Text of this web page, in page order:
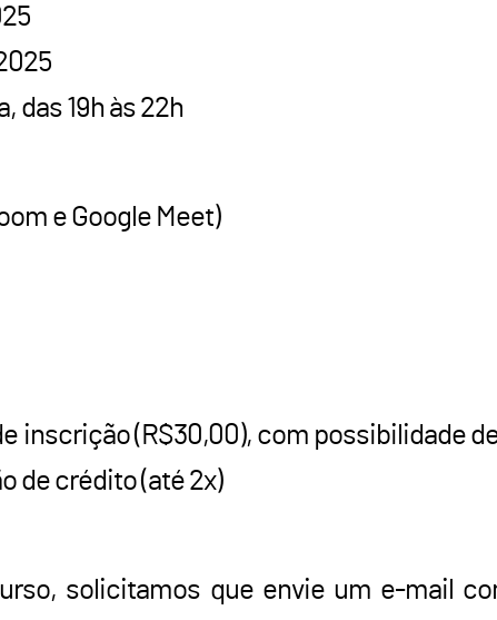
das 19h às 22h
e Google Meet)
inscrição (R$30,00), com possibilidade
de crédito (até 2x)
solicitamos que envie um e-mail